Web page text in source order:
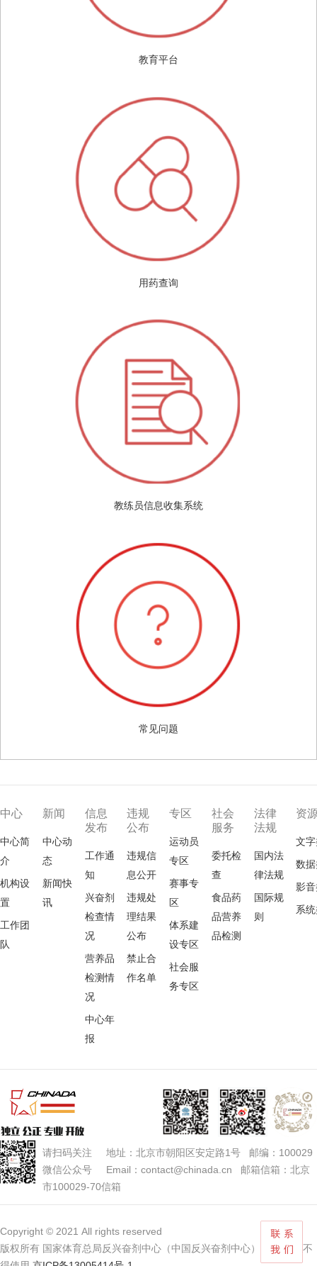
教育平台
用药查询
教练员信息收集系统
常见问题
中心
中心简
介
机构设
置
工作团
队
新闻
中心动
态
新闻快
讯
信息
发布
工作通
知
兴奋剂
检查情
况
营养品
检测情
况
中心年
报
违规
公布
违规信
息公开
违规处
理结果
公布
禁止合
作名单
专区
运动员
专区
赛事专
区
体系建
设专区
社会服
务专区
社会
服务
委托检
查
食品药
品营养
品检测
法律
法规
国内法
律法规
国际规
则
资
文
数
影
系
请扫码关注 地址：北京市朝阳区安定路1号 邮编：100029
微信公众号 Email：contact@chinada.cn 邮箱信箱：北京
市100029-70信箱
Copyright © 2021 All rights reserved
版权所有 国家体育总局反兴奋剂中心（中国反兴奋剂中心） 未经授权不